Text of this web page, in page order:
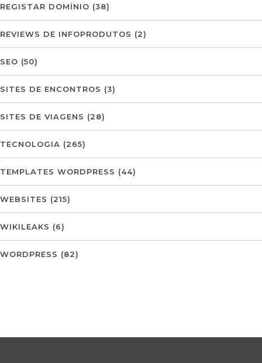
REGISTAR DOMÍNIO (38)
REVIEWS DE INFOPRODUTOS (2)
SEO (50)
SITES DE ENCONTROS (3)
SITES DE VIAGENS (28)
TECNOLOGIA (265)
TEMPLATES WORDPRESS (44)
WEBSITES (215)
WIKILEAKS (6)
WORDPRESS (82)